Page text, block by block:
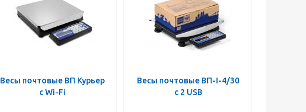
Весы почтовые ВП Курьер
с Wi-Fi
Весы почтовые ВП-I-4/30
c 2 USB